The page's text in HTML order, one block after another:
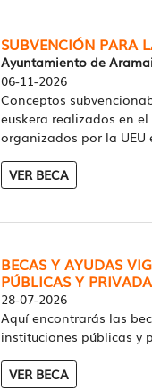
SUBVENCIÓN PARA
Ayuntamiento de
06-11-2026
Conceptos
euskera realizados en el
organizados por la UEU
VER BECA
BECAS Y AYUDAS
PÚBLICAS Y
28-07-2026
Aquí encontrarás las
instituciones públicas y
VER BECA